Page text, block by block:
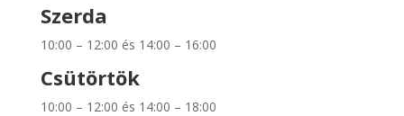
Szerda
10:00 – 12:00 és 14:00 – 16:00
Csütörtök
10:00 – 12:00 és 14:00 – 18:00